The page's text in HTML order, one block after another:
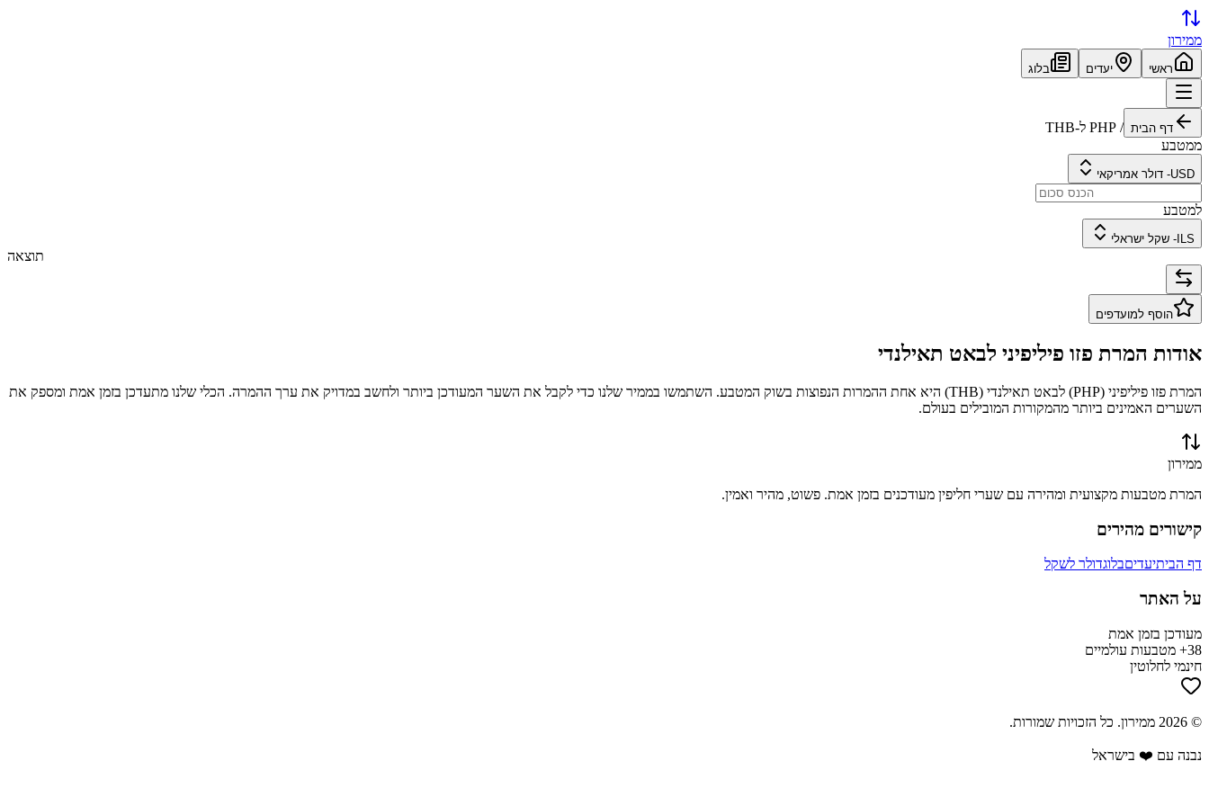
ממירון
ראשי יעדים בלוג
דף הבית /
PHP ל-THB
ממטבע
USD
- דולר אמריקאי
למטבע
ILS
- שקל ישראלי
תוצאה
הוסף למועדפים
אודות המרת פזו פיליפיני לבאט תאילנדי
המרת פזו פיליפיני (
PHP) לבאט תאילנדי (
THB) היא אחת ההמרות הנפוצות בשוק המטבע. השתמשו בממיר שלנו כדי לקבל את השער המעודכן ביותר ולחשב במדויק את ערך ההמרה. הכלי שלנו מתעדכן בזמן אמת ומספק את
השערים האמינים ביותר מהמקורות המובילים בעולם.
ממירון
המרת מטבעות מקצועית ומהירה עם שערי חליפין מעודכנים בזמן אמת. פשוט, מהיר ואמין.
קישורים מהירים
דף הביתיעדיםבלוגדולר לשקל
על האתר
מעודכן בזמן אמת
38+ מטבעות עולמיים
חינמי לחלוטין
©
2026 ממירון. כל הזכויות שמורות.
נבנה עם ❤️ בישראל